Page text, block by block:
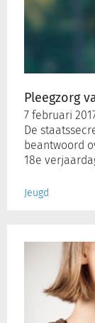
Pleegzorg
7 februari
De
beantwoord
18e
Jeugd
jaar